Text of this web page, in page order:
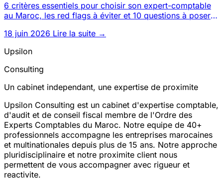
6 critères essentiels pour choisir son expert-comptable
au Maroc, les red flags à éviter et 10 questions à poser
18 juin 2026 Lire la suite →
Upsilon
Consulting
Un cabinet independant, une expertise de proximite
Upsilon Consulting est un cabinet d'expertise comptable,
d'audit et de conseil fiscal membre de l'Ordre des
Experts Comptables du Maroc. Notre equipe de 40+
professionnels accompagne les entreprises marocaines
et multinationales depuis plus de 15 ans. Notre approche
pluridisciplinaire et notre proximite client nous
permettent de vous accompagner avec rigueur et
reactivite.